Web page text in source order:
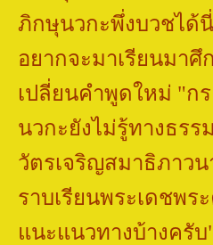
ภิกษุนวกะพึ่งบวชได้
อยากจะมาเรียนมาศึ
เปลี่ยนคำพูดใหม่ "ก
นวกะยังไม่รู้ทางธร
วัตรเจริญสมาธิภาว
ราบเรียนพระเดชพ
แนะแนวทางบ้างครั